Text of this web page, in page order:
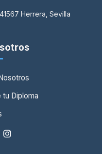
Herrera, Sevilla
Diploma